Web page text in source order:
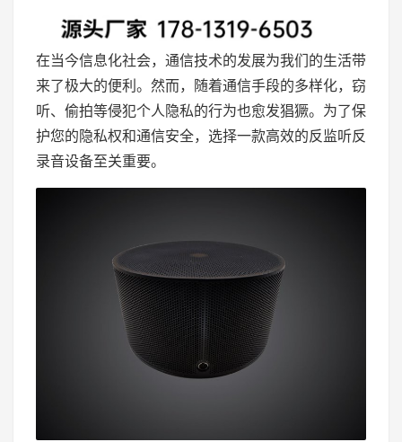
在当今信息化社会，通信技术的发展为我们的生活带
来了极大的便利。然而，随着通信手段的多样化，窃
听、偷拍等侵犯个人隐私的行为也愈发猖獗。为了保
护您的隐私权和通信安全，选择一款高效的反监听反
录音设备至关重要。